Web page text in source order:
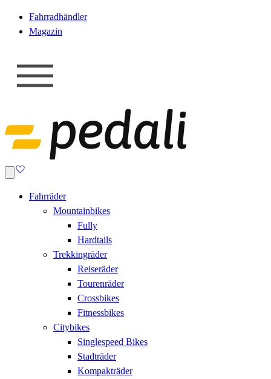
Fahrradhändler
Magazin
Fahrräder
Mountainbikes
Fully
Hardtails
Trekkingräder
Reiseräder
Tourenräder
Crossbikes
Fitnessbikes
Citybikes
Singlespeed Bikes
Stadträder
Kompakträder